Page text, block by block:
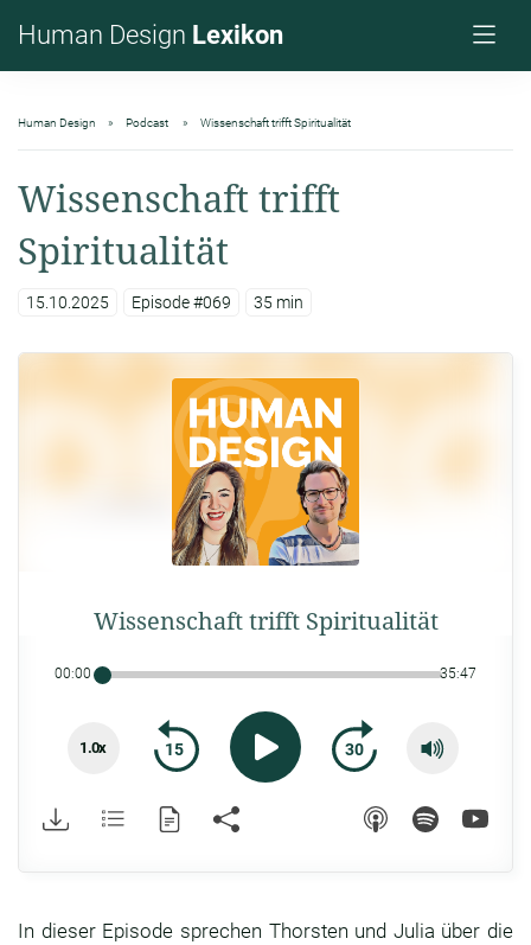
Human Design Lexikon
Human Design Podcast Wissenschaft trifft Spiritualität
Wissenschaft trifft
Spiritualität
15.10.2025 Episode #069 35 min
Wissenschaft trifft Spiritualität
00:00 35:47
1.0x 15 30
In dieser Episode sprechen Thorsten und Julia über die